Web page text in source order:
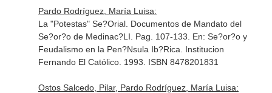
Pardo Rodríguez, María Luisa:
La "Potestas" Se?Orial. Documentos de Mandato del
Se?or?o de Medinac?LI. Pag. 107-133. En: Se?or?o y
Feudalismo en la Pen?Nsula Ib?Rica . Institucion
Fernando El Católico. 1993. ISBN 8478201831
Ostos Salcedo, Pilar, Pardo Rodríguez, María Luisa: